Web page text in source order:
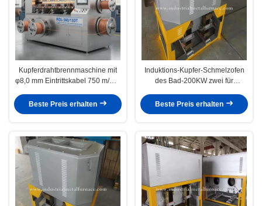
Kupferdrahtbrennmaschine mit
φ8,0 mm Eintrittskabel 750 m/min
Die Turmrad
Beste Preis erhalten
Induktions-Kupfer-Schmelzofen
des Bad-200KW zwei für
Beste Preis erhalten